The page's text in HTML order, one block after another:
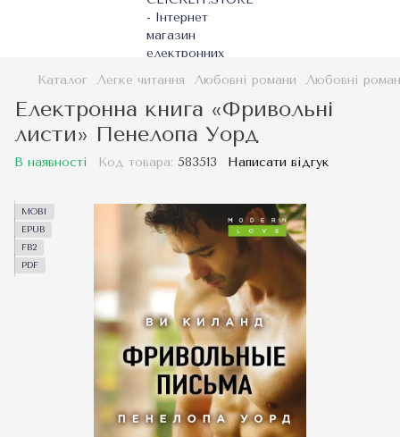
Каталог Легке читання Любовні романи Любовні
Електронна книга «Фривольні
листи» Пенелопа Уорд
В наявності Код товара: 583513 Написати відгук
MOBI
EPUB
FB2
PDF